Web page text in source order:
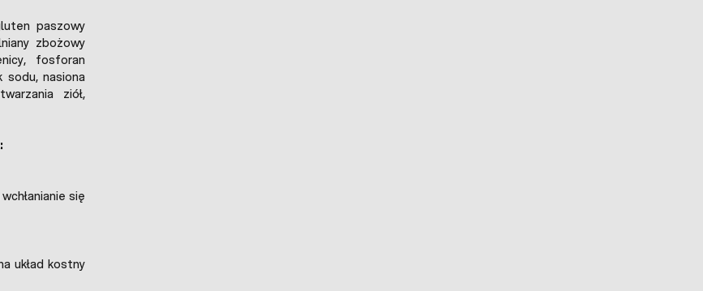
paszowy
zbożowy
fosforan
sodu, nasiona
ziół,
się
układ kostny